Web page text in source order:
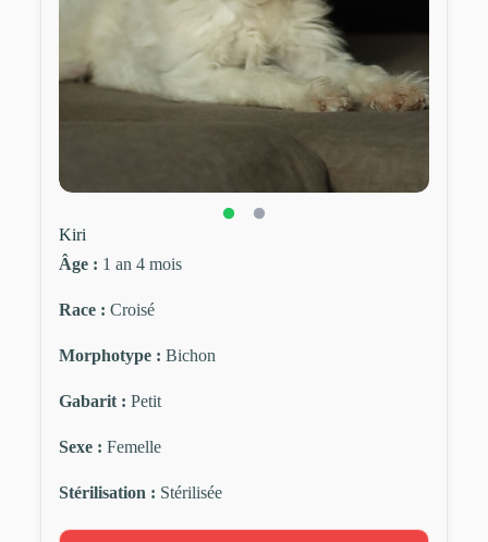
Kiri
Âge : 1 an 4 mois
Race : Croisé
Morphotype : Bichon
Gabarit : Petit
Sexe : Femelle
Stérilisation : Stérilisée